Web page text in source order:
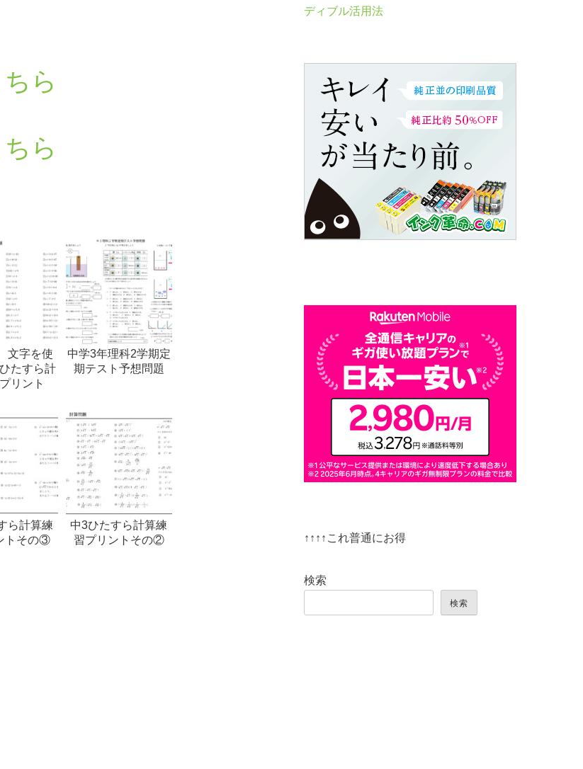
ら
ら
文字を使
たすら計
リント
中学3年理科2学期定
期テスト予想問題
ら計算練
トその③
中3ひたすら計算練
習プリントその②
ディブル活用法
↑↑↑↑これ普通にお得
検索
検索